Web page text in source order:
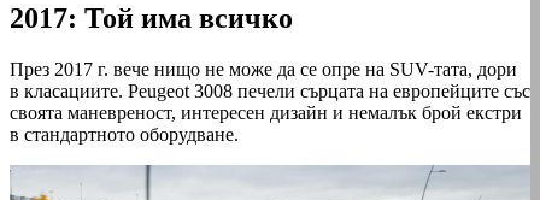
2017: Той има всичко
През 2017 г. вече нищо не може да се опре на SUV-тата, дори
в класациите. Peugeot 3008 печели сърцата на европейците със
своята маневреност, интересен дизайн и немалък брой екстри
в стандартното оборудване.